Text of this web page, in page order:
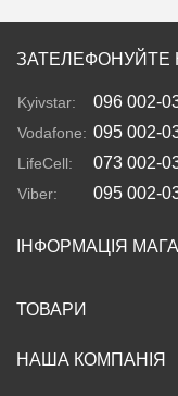
ЗАТЕЛЕФОНУЙТЕ
Kyivstar: 096 002-
Vodafone: 095 002-
LifeCell: 073 002-
Viber: 095 002-
ІНФОРМАЦІЯ
ТОВАРИ
НАША КОМПАНІЯ